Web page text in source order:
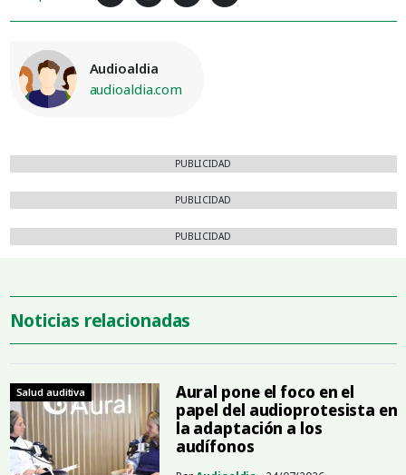
Audioaldia
audioaldia.com
PUBLICIDAD
PUBLICIDAD
PUBLICIDAD
Noticias relacionadas
Salud auditiva
Aural pone el foco en el
papel del audioprotesista en
la adaptación a los
audífonos